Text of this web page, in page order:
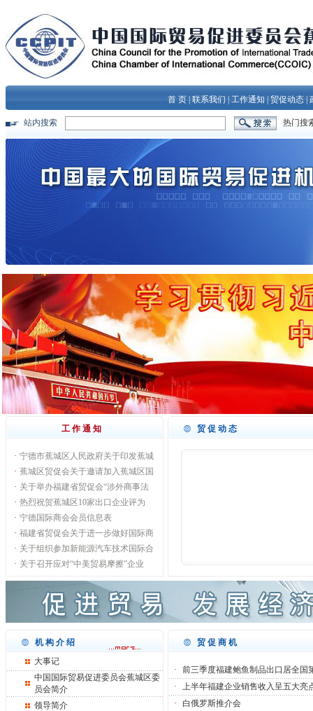
首 页 联系我们 工作通知 贸促动态
站内搜索 热门搜
工作通知
· 宁德市蕉城区人民政府关于印发蕉城
· 蕉城区贸促会关于邀请加入蕉城区国
· 关于举办福建省贸促会“涉外商事法
· 热烈祝贺蕉城区10家出口企业评为
· 宁德国际商会会员信息表
· 福建省贸促会关于进一步做好国际商
· 关于组织参加新能源汽车技术国际合
· 关于召开应对“中美贸易摩擦”企业
贸促动态
机构介绍
大事记
中国国际贸易促进委员会蕉城区委
员会简介
领导简介
贸促商机
·
前三季度福建鲍鱼制品出口居全国
·
上半年福建企业销售收入呈五大亮
·
白俄罗斯推介会